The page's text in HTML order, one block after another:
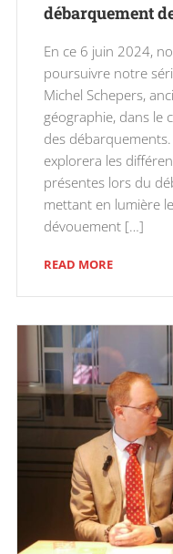
débarquement
En ce 6 juin 2024,
poursuivre notre
Michel Schepers,
géographie, dans le
des
explorera les
présentes lors du
mettant en lumière
dévouement […]
READ MORE